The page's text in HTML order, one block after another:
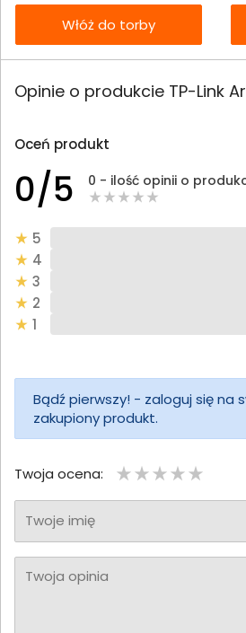
Włóż do torby
Opinie o produkcie TP-Link
Oceń produkt
0/5 0 - ilość opinii o
5
4
3
2
1
Bądź pierwszy! - zaloguj się na
zakupiony produkt.
Twoja ocena:
Twoje imię
Twoja opinia